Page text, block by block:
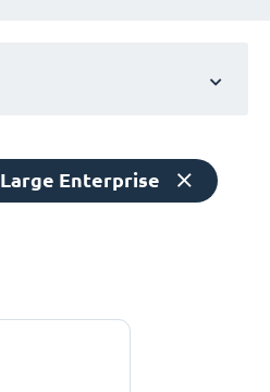
Large Enterprise